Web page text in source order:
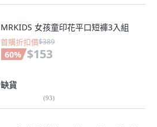
MRKIDS 女孩童印花平口短褲3入組
首購折扣價$389
60% $153
缺貨
(93)